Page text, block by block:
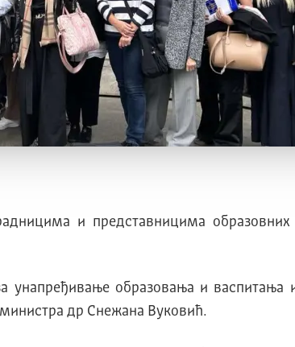
и представницима образовних
унапређивање образовања и васпитања
министра др Снежана Вуковић.